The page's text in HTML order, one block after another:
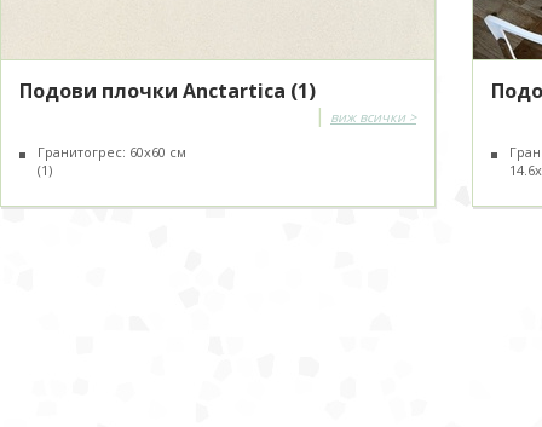
Подови плочки Anctartica (1)
| виж всички >
Гранитогрес: 60х60 см
(1)